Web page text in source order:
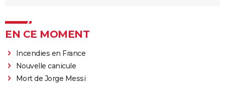
EN CE MOMENT
Incendies en France
Nouvelle canicule
Mort de Jorge Messi